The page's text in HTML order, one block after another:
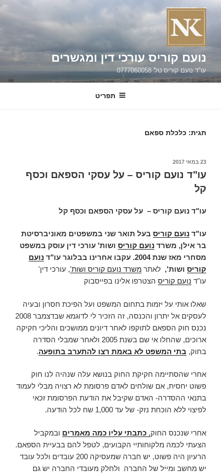
דילוג
נועם קוריס עורכי דין ומגשרים
עו"ד נועם קוריס טל' 0777060058
תפריט
תגית: כלכלת ספאם
פורסם
23 במאי 2017
עו"ד נועם קוריס – על עסקי הספאם וכסף
קל
עו"ד נועם קוריס – על עסקי הספאם וכסף קל
עו"ד נועם קוריס בעל תואר שני במשפטים מאוניברסיטת
בר אילן, משרד נועם קוריס ושות' עורכי דין עוסק במשפט
מסחרי מאז שנת 2004. עקבו אחרינו בבלוגר עו"ד
נועם
קוריס ושות', לאתר משרד נועם קוריס ושות', עורכי דין'
עו"ד נועם קוריס הצטרפו אלינו בפייסבוק
שאלו אותי על יזמות בתחום המשפט ועל הפיכת חסרון ובעיה
לעסקים אל יתרון והכנסה, זה הזכיר לי לדוגמא שבדצמבר 2008
נכנס חוק הספאם לתוקפו לאחר דיונים ממושכים והליכי חקיקה
ארוכים, שהחלו אי שם בשנת 2005 ולאחר שמבלי הסדרה
בחוק, בתי המשפט לא באמת רצו להתערב בתופעה.
אחרי שהסתיימה חקיקת החוק בנושא עלה שנהיה לנו חוק
פשוט יחסית, אם שולחים לאדם פרסומת לא רצויה מבלי לעמוד
בתנאי ההסדרה- האדם שקיבל את הודעת הפרסומת זכאי
לפיצוי ללא הוכחת נזק- של עד 1,000 שח לכל הודעה.
אחרי שנכנס החוק, כתבתי עליו כמה מאמרים ובמקביל
הצעתי לכמה מלקוחותיי הקבועים, לטפל להם בבעיית הספאם.
הרעיון היה פשוט, יש חברה שמעסיקה 200 עובדים ולכל עובד
יש מחשב ומייל של החברה ולחלק מעובדי החברה יש גם